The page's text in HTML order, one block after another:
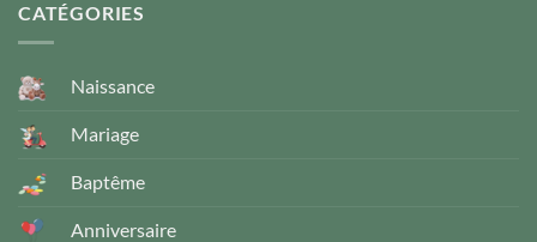
CATÉGORIES
Naissance
Mariage
Baptême
Anniversaire